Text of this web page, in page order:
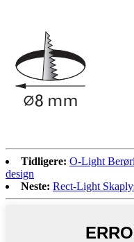
Tidligere: O-Light
design
Neste: Rect-Light